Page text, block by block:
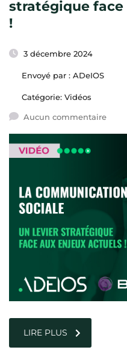
stratégique
!
3 décembre 2024
Envoyé par : ADeIOS
Catégorie: Vidéos
Aucun commentaire
LIRE PLUS